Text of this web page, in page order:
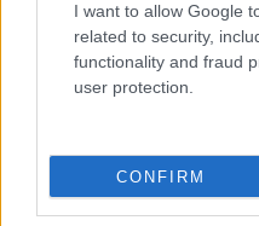
I want to allow Google
related to security,
functionality and fraud
user protection.
CONFIRM
Csaknem tízszer